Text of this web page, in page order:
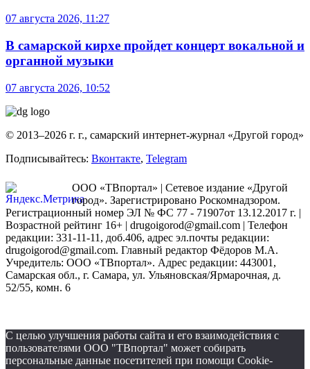
07 августа 2026, 11:27
В самарской кирхе пройдет концерт вокальной и
органной музыки
07 августа 2026, 10:52
© 2013–2026 г. г., самарский интернет-журнал «Другой город»
Подписывайтесь: Вконтакте, Telegram
ООО «ТВпортал» | Сетевое издание «Другой
город». Зарегистрировано Роскомнадзором.
Регистрационный номер ЭЛ № ФС 77 - 71907от 13.12.2017 г. |
Возрастной рейтинг 16+ | drugoigorod@gmail.com | Телефон
редакции: 331-11-11, доб.406, адрес эл.почты редакции:
drugoigorod@gmail.com. Главный редактор Фёдоров М.А.
Учредитель: ООО «ТВпортал». Адрес редакции: 443001,
Самарская обл., г. Самара, ул. Ульяновская/Ярмарочная, д.
52/55, комн. 6
С целью улучшения работы сайта и его взаимодействия с
пользователями ООО "ТВпортал" может собирать
персональные данные посетителей при помощи Cookie-